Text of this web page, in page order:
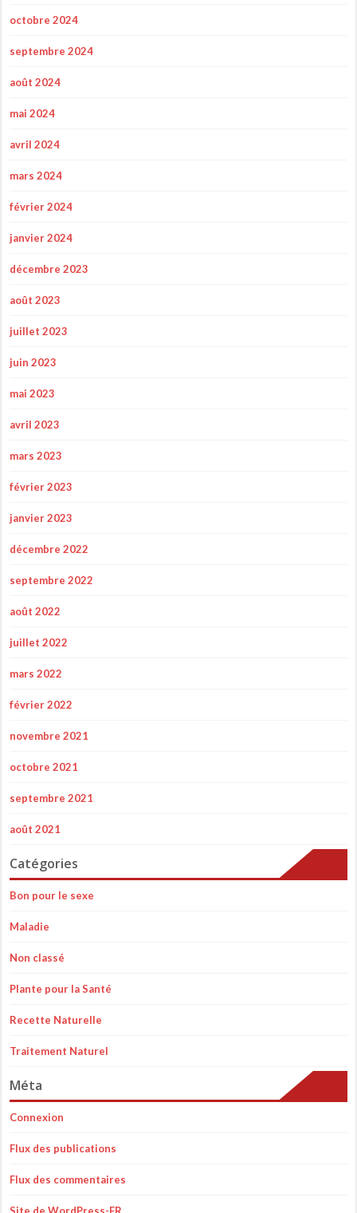
octobre 2024
septembre 2024
août 2024
mai 2024
avril 2024
mars 2024
février 2024
janvier 2024
décembre 2023
août 2023
juillet 2023
juin 2023
mai 2023
avril 2023
mars 2023
février 2023
janvier 2023
décembre 2022
septembre 2022
août 2022
juillet 2022
mars 2022
février 2022
novembre 2021
octobre 2021
septembre 2021
août 2021
Catégories
Bon pour le sexe
Maladie
Non classé
Plante pour la Santé
Recette Naturelle
Traitement Naturel
Méta
Connexion
Flux des publications
Flux des commentaires
Site de WordPress-FR